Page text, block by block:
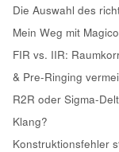
Die Auswahl des
Mein Weg mit
FIR vs. IIR:
& Pre-Ringing
R2R oder Sigma-
Klang?
Konstruktionsfehler